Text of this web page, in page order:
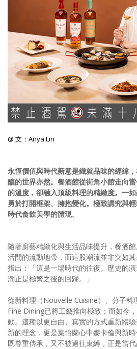
關於Yilan
個人著作
活動實況記錄
合作與代言
訂閱電子報
@ 文：Anya Lin
永恆價值與時代新意是織就品味的經緯
釀的世界亦然。餐酒館從街角小館走向
的溫度，卻融入頂級料理的精緻度。一
勇於打開框架、擁抱變化。極致講究與
時代食飲美學的體現。
隨著廚藝精緻化與生活品味提升，餐酒
活間的流動地帶，而這股潮流並非突如
指出：「這是一場時代的往復。歷史的
潮正是極繁之後的回歸。」
從新料理（Nouvelle Cuisine）、分子料
Fine Dining已將工藝推向極致；而如今
動。這種以更自由、真實的方式重新體
新的理念，更是葉怡蘭心中麥卡倫與新
既尊重傳承，又不被過往束縛，正是當代